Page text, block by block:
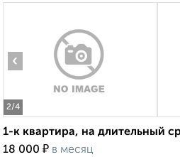
2/4
‹
1-к квартира, на длительный
18 000 ₽ в месяц